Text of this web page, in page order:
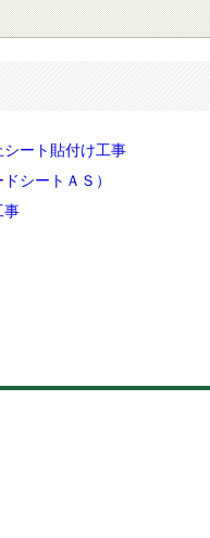
シート貼付け工事
シートＡＳ）
事